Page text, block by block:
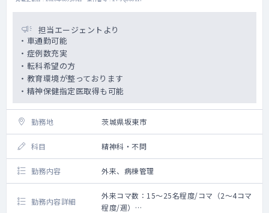
対応。
担当エージェントより
・車通勤可能
・症例数充実
・転科希望の方
・教育環境が整っております
・精神保健指定医取得も可能
勤務地 茨城県坂東市
科目 精神科・不問
勤務内容 外来、病棟管理
勤務内容詳細
外来コマ数：15～25名程度/コマ（2～4コマ
程度/週）